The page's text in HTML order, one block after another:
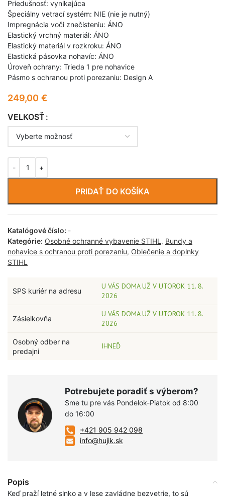
Priedušnosť: vynikajúca
Špeciálny vetrací systém: NIE (nie je nutný)
Impregnácia voči znečisteniu: ÁNO
Elastický vrchný materiál: ÁNO
Elastický materiál v rozkroku: ÁNO
Elastická pásovka nohavíc: ÁNO
Úroveň ochrany: Trieda 1 pre nohavice
Pásmo s ochranou proti porezaniu: Design A
249,00 €
VELKOSŤ
PRIDAŤ DO KOŠÍKA
Katalógové číslo: -
Kategórie: Osobné ochranné vybavenie STIHL , Bundy a
nohavice s ochranou proti porezaniu, Oblečenie a doplnky
STIHL
SPS kuriér na adresu
U VÁS DOMA UŽ V UTOROK 11. 8.
2026
Zásielkovňa
U VÁS DOMA UŽ V UTOROK 11. 8.
2026
Osobný odber na
predajni
IHNEĎ
Potrebujete poradiť s výberom?
Sme tu pre vás Pondelok-Piatok od 8:00
do 16:00
+421 905 942 098
info@hujik.sk
Popis
Keď praží letné slnko a v lese zavládne bezvetrie, to sú